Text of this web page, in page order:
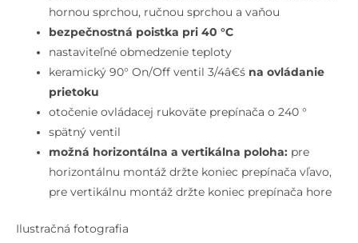
telesom,
hodvábna
čierna
hornou sprchou, ručnou sprchou a vaňou
bezpečnostná poistka pri 40 °C
nastaviteľné obmedzenie teploty
keramický 90° On/Off ventil 3/4â€ś na ovládanie
prietoku
otočenie ovládacej rukoväte prepínača o 240 °
spätný ventil
možná horizontálna a vertikálna poloha: pre
horizontálnu montáž držte koniec prepínača vľavo,
pre vertikálnu montáž držte koniec prepínača hore
Ilustračná fotografia